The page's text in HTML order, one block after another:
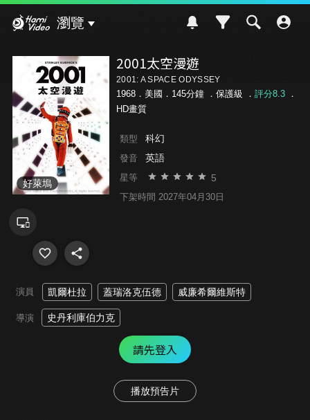
瀏覽
好萊塢
2001太空漫遊
2001: A SPACE ODYSSEY
1968．美國．145分鐘 ． 保護級 ． 評分8.3．
HD畫質
類型 科幻
發音 英語
星等 5
下架時間 2027年04月30日
演員 凱爾杜拉 蓋瑞洛克伍德 威廉希爾維斯特
導演 史丹利庫伯力克
請先登入
播放預告片